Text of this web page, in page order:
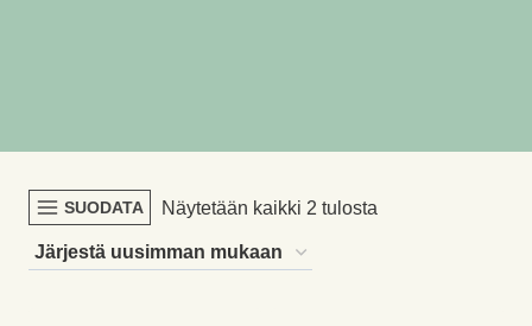
SUODATA Näytetään kaikki 2 tulosta